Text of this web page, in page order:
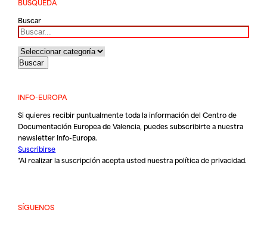
Buscar
INFO-EUROPA
Si quieres recibir puntualmente toda la información del Centro de
Documentación Europea de Valencia, puedes subscribirte a nuestra
newsletter Info-Europa.
Suscribirse
*Al realizar la suscripción acepta usted nuestrapolítica de privacidad.
SÍGUENOS